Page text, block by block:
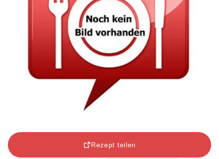
Rezept teilen